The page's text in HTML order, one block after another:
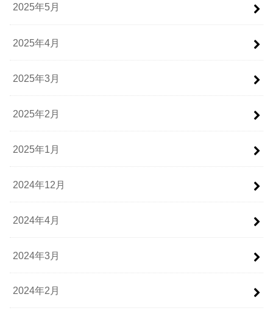
2025年5月
2025年4月
2025年3月
2025年2月
2025年1月
2024年12月
2024年4月
2024年3月
2024年2月